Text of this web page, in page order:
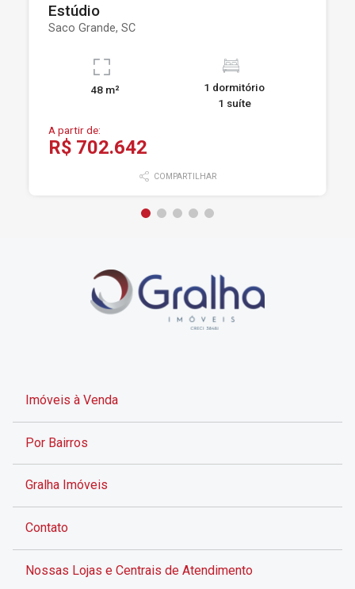
Estúdio
Saco Grande, SC
48 m²
1 dormitório
1 suíte
A partir de:
R$ 702.642
COMPARTILHAR
Imóveis à Venda
Por Bairros
Gralha Imóveis
Contato
Nossas Lojas e Centrais de Atendimento